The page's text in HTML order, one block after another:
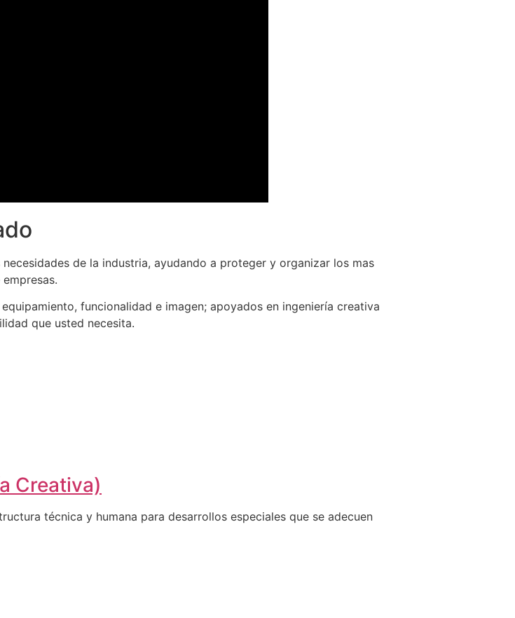
de la industria, ayudando a proteger y organizar los mas
funcionalidad e imagen; apoyados en ingeniería creativa
que usted necesita.
Creativa)
técnica y humana para desarrollos especiales que se adecuen